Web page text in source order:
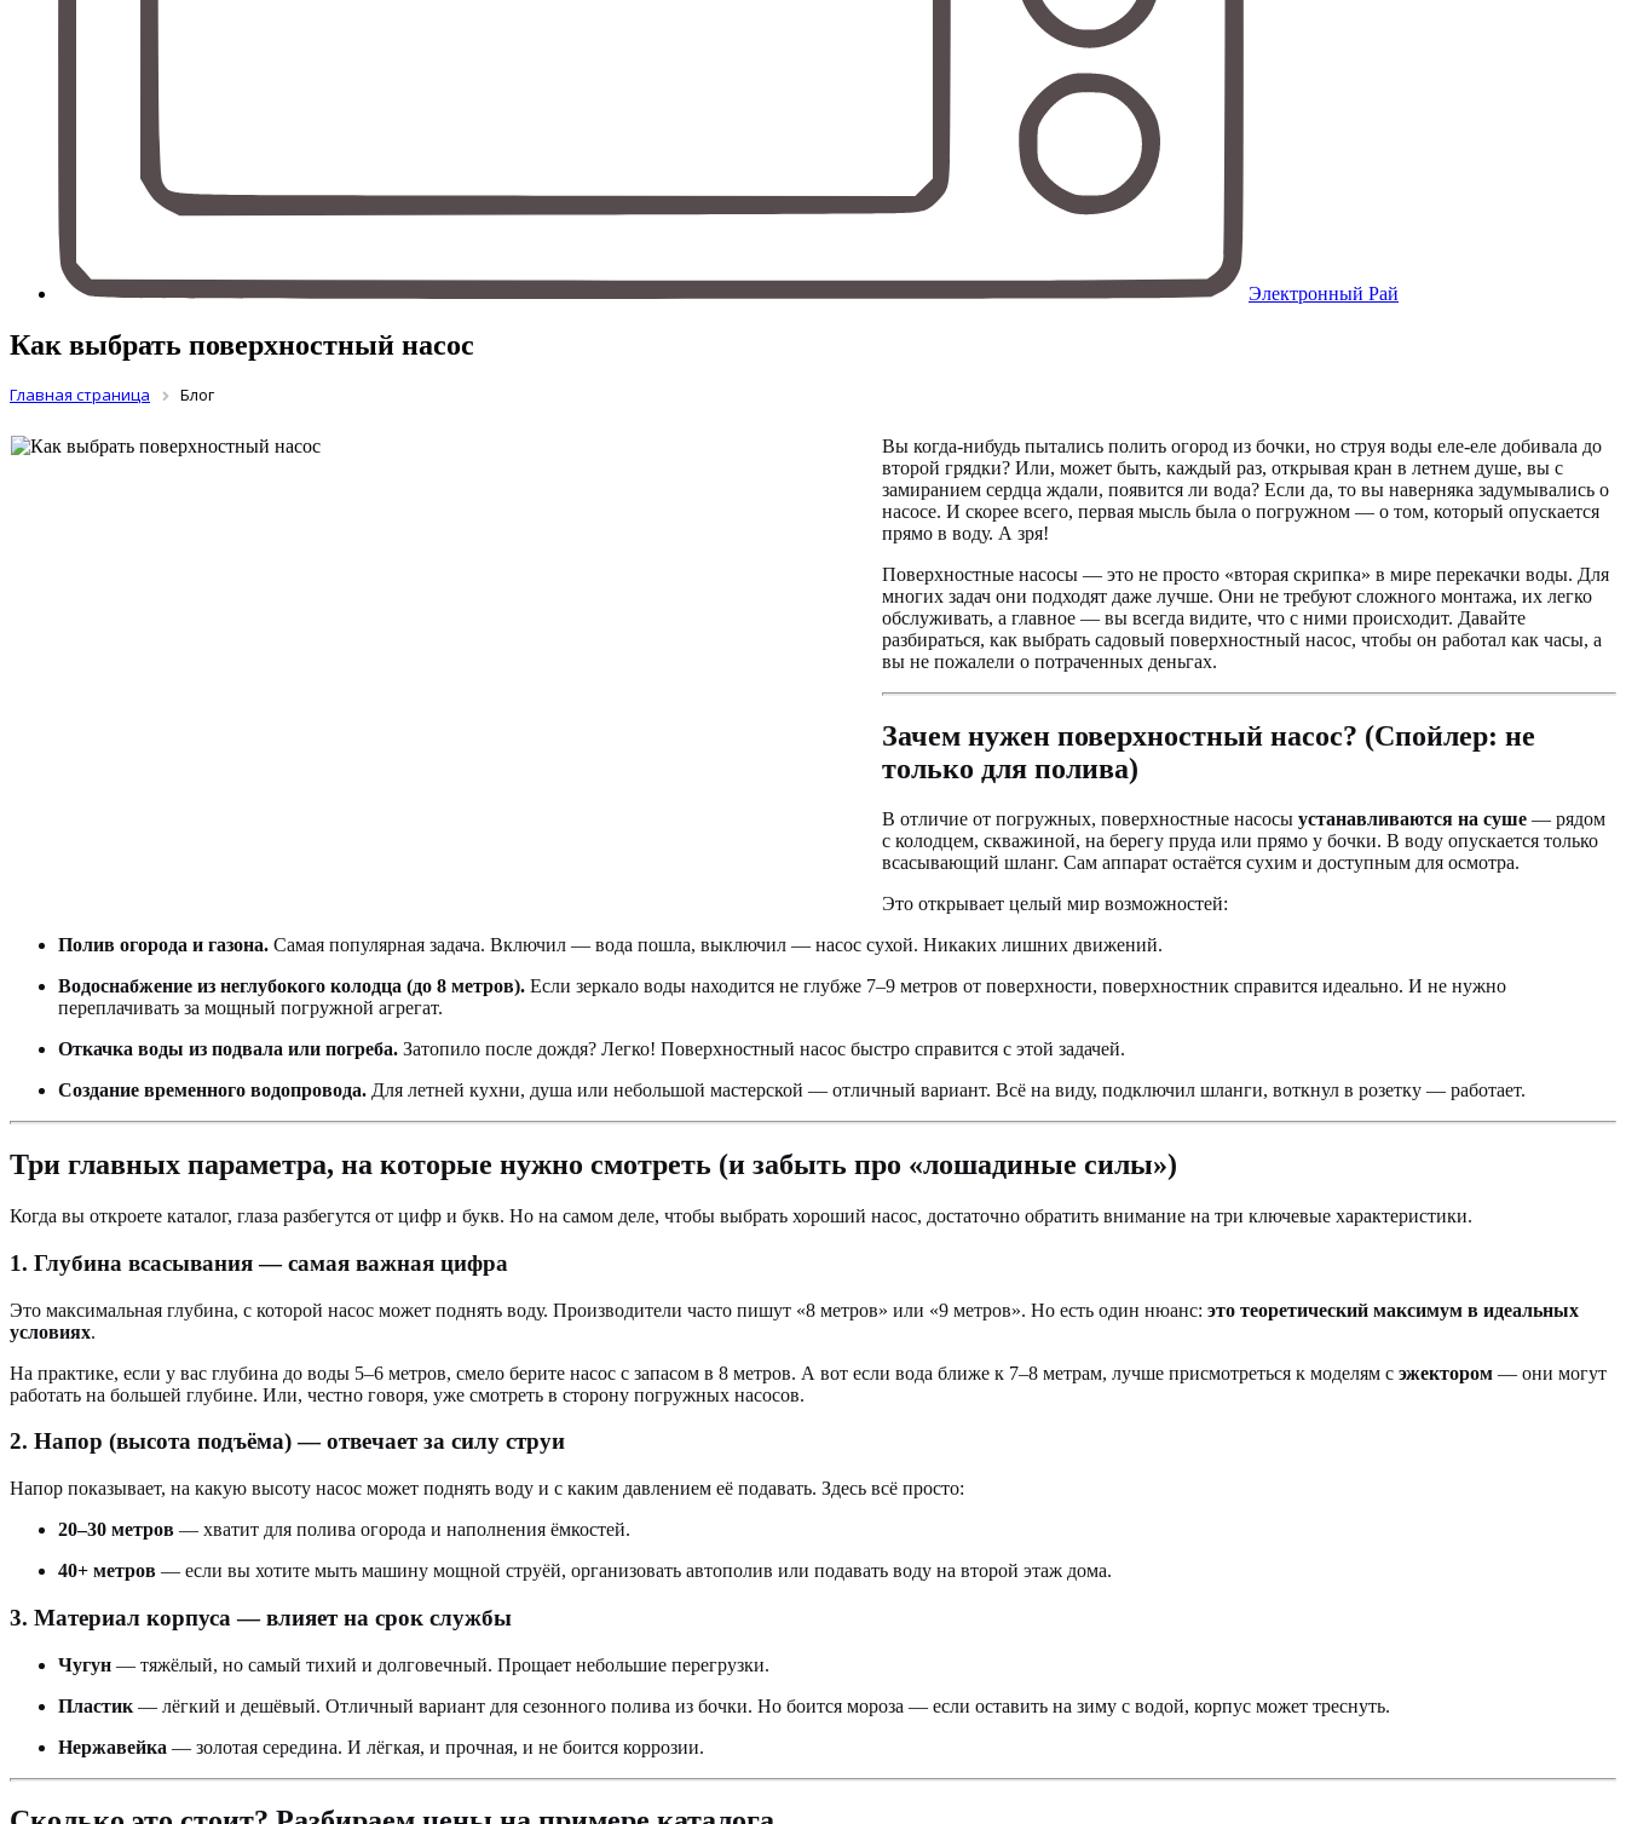
Электронный Рай
Как выбрать поверхностный насос
Главная страница Блог
Вы когда-нибудь пытались полить огород из бочки, но струя воды еле-еле добивала до
второй грядки? Или, может быть, каждый раз, открывая кран в летнем душе, вы с
замиранием сердца ждали, появится ли вода? Если да, то вы наверняка задумывались о
насосе. И скорее всего, первая мысль была о погружном — о том, который опускается
прямо в воду. А зря!
Поверхностные насосы — это не просто «вторая скрипка» в мире перекачки воды. Для
многих задач они подходят даже лучше. Они не требуют сложного монтажа, их легко
обслуживать, а главное — вы всегда видите, что с ними происходит. Давайте
разбираться, как выбрать садовый поверхностный насос, чтобы он работал как часы, а
вы не пожалели о потраченных деньгах.
Зачем нужен поверхностный насос? (Спойлер: не
только для полива)
В отличие от погружных, поверхностные насосы устанавливаются на суше — рядом
с колодцем, скважиной, на берегу пруда или прямо у бочки. В воду опускается только
всасывающий шланг. Сам аппарат остаётся сухим и доступным для осмотра.
Это открывает целый мир возможностей:
Полив огорода и газона. Самая популярная задача. Включил — вода пошла, выключил — насос сухой. Никаких лишних движений.
Водоснабжение из неглубокого колодца (до 8 метров). Если зеркало воды находится не глубже 7–9 метров от поверхности, поверхностник справится идеально. И не нужно
переплачивать за мощный погружной агрегат.
Откачка воды из подвала или погреба. Затопило после дождя? Легко! Поверхностный насос быстро справится с этой задачей.
Создание временного водопровода. Для летней кухни, душа или небольшой мастерской — отличный вариант. Всё на виду, подключил шланги, воткнул в розетку — работает.
Три главных параметра, на которые нужно смотреть (и забыть про «лошадиные силы»)
Когда вы откроете каталог, глаза разбегутся от цифр и букв. Но на самом деле, чтобы выбрать хороший насос, достаточно обратить внимание на три ключевые характеристики.
1. Глубина всасывания — самая важная цифра
Это максимальная глубина, с которой насос может поднять воду. Производители часто пишут «8 метров» или «9 метров». Но есть один нюанс: это теоретический максимум в идеальных
условиях.
На практике, если у вас глубина до воды 5–6 метров, смело берите насос с запасом в 8 метров. А вот если вода ближе к 7–8 метрам, лучше присмотреться к моделям с эжектором — они могут
работать на большей глубине. Или, честно говоря, уже смотреть в сторону погружных насосов.
2. Напор (высота подъёма) — отвечает за силу струи
Напор показывает, на какую высоту насос может поднять воду и с каким давлением её подавать. Здесь всё просто:
20–30 метров — хватит для полива огорода и наполнения ёмкостей.
40+ метров — если вы хотите мыть машину мощной струёй, организовать автополив или подавать воду на второй этаж дома.
3. Материал корпуса — влияет на срок службы
Чугун — тяжёлый, но самый тихий и долговечный. Прощает небольшие перегрузки.
Пластик — лёгкий и дешёвый. Отличный вариант для сезонного полива из бочки. Но боится мороза — если оставить на зиму с водой, корпус может треснуть.
Нержавейка — золотая середина. И лёгкая, и прочная, и не боится коррозии.